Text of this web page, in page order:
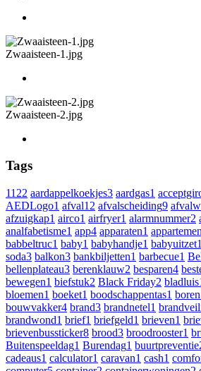
Zwaaisteen-1.jpg
Zwaaisteen-2.jpg
Tags
1122 aardappelkoekjes3 aardgas1
AEDLogo1 afval12 afvalscheiding9
afzuigkap1 airco1 airfryer1 alarmnummer2
analfabetisme1 app4 apparaten1
babbeltruc1 baby1 babyhandje1 babyuitzet1
soda3 balkon3 bankbiljetten1 barbecue1
bellenplateau3 berenklauw2 besparen4
bewegen1 biefstuk2 Black Friday2 bladluis
bloemen1 boeket1 boodschappentas1 boren
bouwvakker4 brand3 brandnetel1
brandwond1 brief1 briefgeld1 brieven1
brievenbussticker8 brood3 broodrooster1
Buitenspeeldag1 Burendag1 buurtpreventie
cadeaus1 calculator1 caravan1 cash1